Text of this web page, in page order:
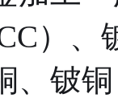
）、
、铍